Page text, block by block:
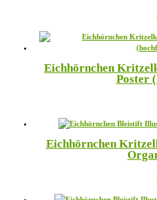
Eichhörnchen
Poster
Eichhörnchen